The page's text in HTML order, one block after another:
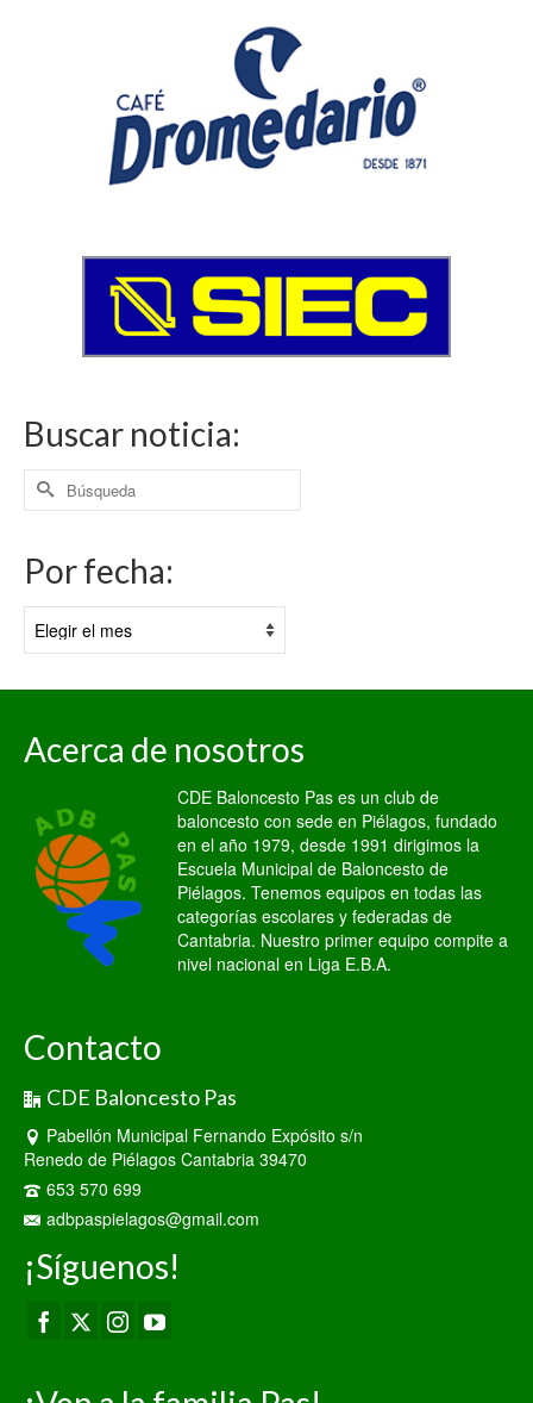
Buscar noticia:
Buscar
por:
Por fecha:
fecha:
Acerca de nosotros
CDE Baloncesto Pas es un club de
baloncesto con sede en Piélagos, fundado
en el año 1979, desde 1991 dirigimos la
Escuela Municipal de Baloncesto de
Piélagos. Tenemos equipos en todas las
categorías escolares y federadas de
Cantabria. Nuestro primer equipo compite a
nivel nacional en Liga E.B.A.
Contacto
CDE Baloncesto Pas
Pabellón Municipal Fernando Expósito s/n
Renedo de Piélagos Cantabria 39470
653 570 699
adbpaspielagos@gmail.com
¡Síguenos!